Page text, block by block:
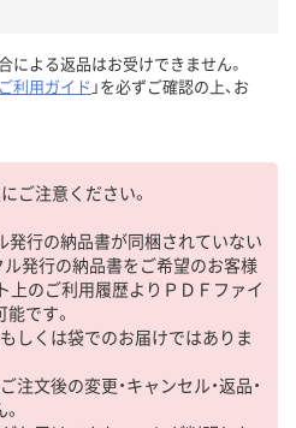
による返品はお受けできません。
ご利用ガイド 」を必ずご確認の上、お
ご注意ください。
発行の納品書が同梱されていない
発行の納品書をご希望のお客様
上のご利用履歴よりＰＤＦファイ
です。
しくは袋でのお届けではありま
注文後の変更・キャンセル・返品・